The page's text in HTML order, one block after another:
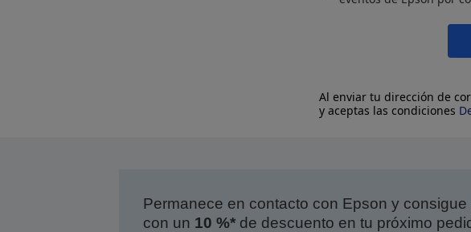
Al enviar tu dirección de
y aceptas las condiciones
Permanece en contacto con Epson y
con un 10 %*de descuento en tu próximo